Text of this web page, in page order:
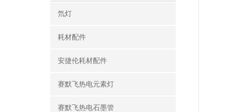
氘灯
耗材配件
安捷伦耗材配件
赛默飞热电元素灯
赛默飞热电石墨管